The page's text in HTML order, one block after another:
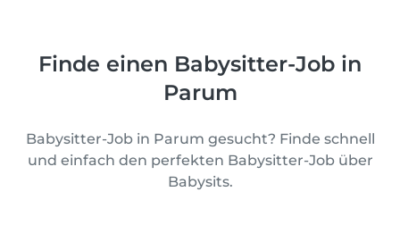
Finde einen Babysitter-Job in
Parum
Babysitter-Job in Parum gesucht? Finde schnell
und einfach den perfekten Babysitter-Job über
Babysits.